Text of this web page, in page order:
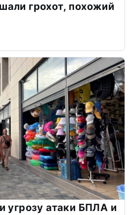
грохот, похожий
угрозу атаки БПЛА и